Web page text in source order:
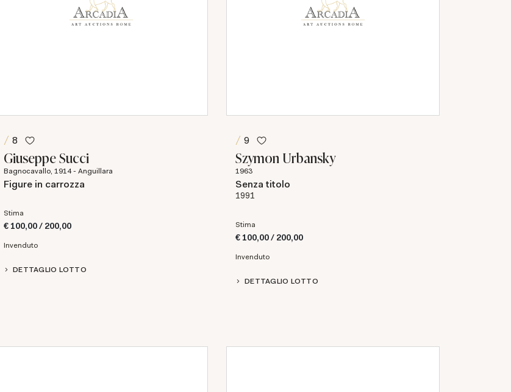
8
Giuseppe Succi
Bagnocavallo, 1914 - Anguillara
Figure in carrozza
Stima
€ 100,00 / 200,00
Invenduto
DETTAGLIO LOTTO
9
Szymon Urbansky
1963
Senza titolo
1991
Stima
€ 100,00 / 200,00
Invenduto
DETTAGLIO LOTTO